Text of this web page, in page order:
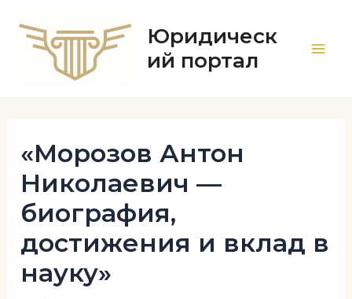
содержимому
Юридическ
ий портал
«Морозов Антон
Николаевич —
биография,
достижения и вклад в
науку»